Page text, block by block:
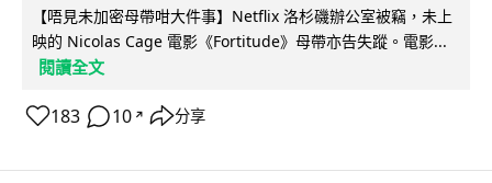
【唔見未加密母帶咁大件事】Netflix 洛杉磯辦公室被竊，未上
映的 Nicolas Cage 電影《Fortitude》母帶亦告失蹤。電影...
閱讀全文
183 10 ↗ 分享